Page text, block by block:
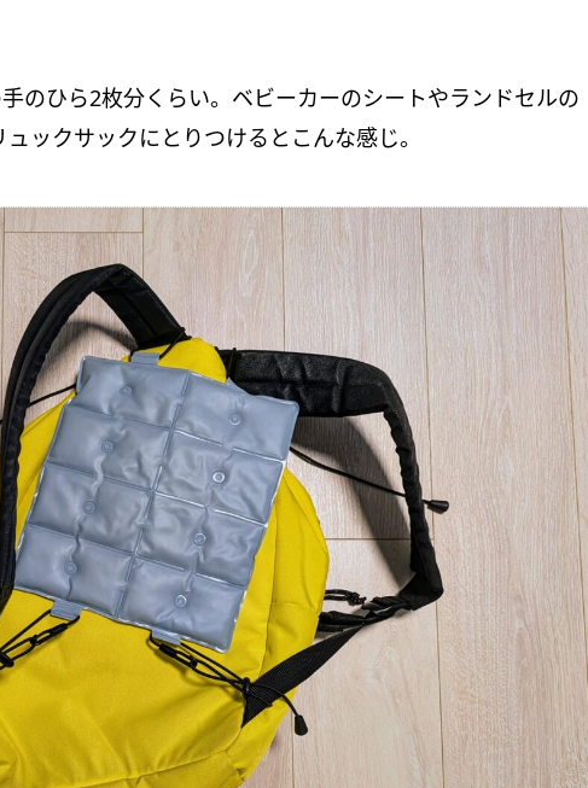
のひら2枚分くらい。ベビーカーのシートやランドセルの
ックサックにとりつけるとこんな感じ。